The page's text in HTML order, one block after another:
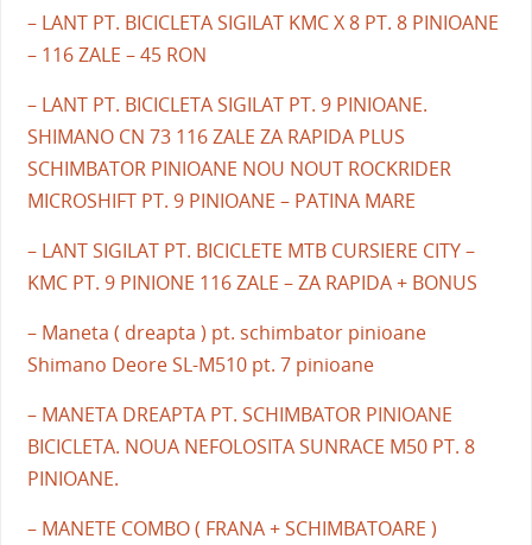
– LANT PT. BICICLETA SIGILAT KMC X 8 PT. 8 PINIOANE
– 116 ZALE – 45 RON
– LANT PT. BICICLETA SIGILAT PT. 9 PINIOANE.
SHIMANO CN 73 116 ZALE ZA RAPIDA PLUS
SCHIMBATOR PINIOANE NOU NOUT ROCKRIDER
MICROSHIFT PT. 9 PINIOANE – PATINA MARE
– LANT SIGILAT PT. BICICLETE MTB CURSIERE CITY –
KMC PT. 9 PINIONE 116 ZALE – ZA RAPIDA + BONUS
– Maneta ( dreapta ) pt. schimbator pinioane
Shimano Deore SL-M510 pt. 7 pinioane
– MANETA DREAPTA PT. SCHIMBATOR PINIOANE
BICICLETA. NOUA NEFOLOSITA SUNRACE M50 PT. 8
PINIOANE.
– MANETE COMBO ( FRANA + SCHIMBATOARE )